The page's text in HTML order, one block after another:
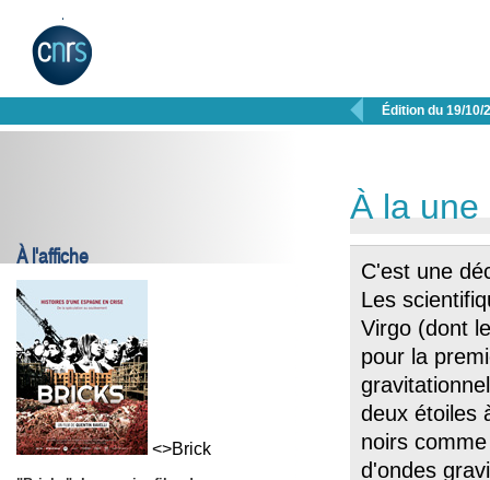
 Édition du 19/10/
À l'affiche
<>Brick
À la une
C'est une
Les
Virgo (dont
pour la
deux étoiles
noirs
d'ondes